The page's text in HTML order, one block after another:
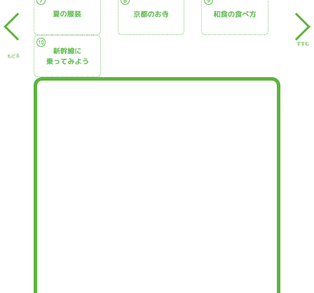
もどる
すすむ